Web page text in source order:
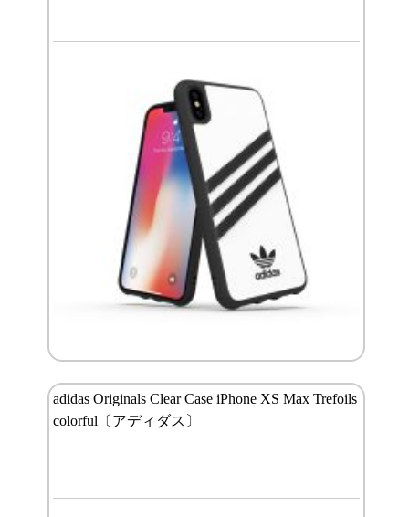
adidas Originals Clear Case iPhone XS Max Trefoils
colorful〔アディダス〕